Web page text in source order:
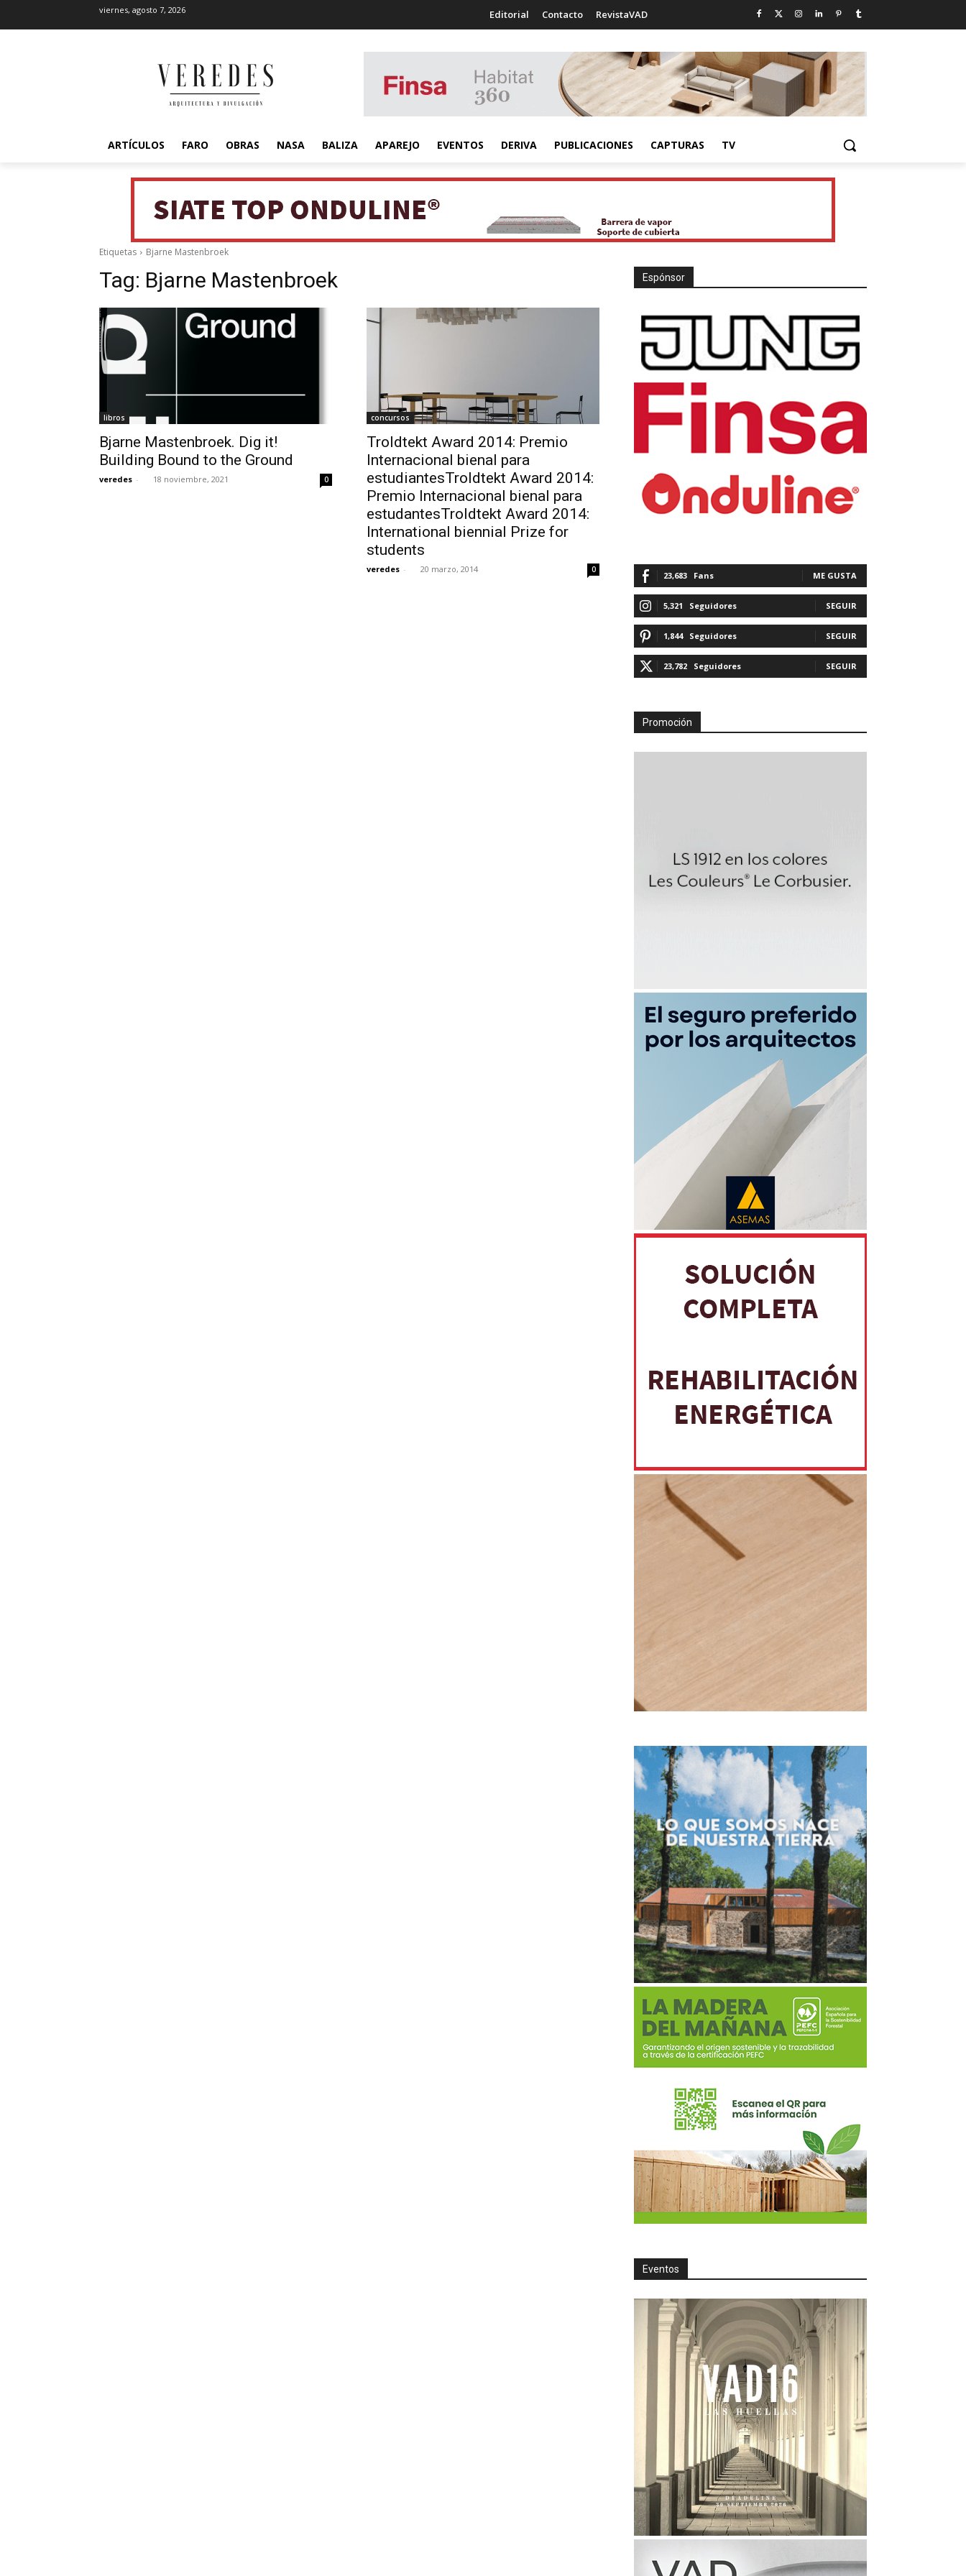
viernes, agosto 7, 2026 Editorial Contacto RevistaVAD
ARTÍCULOS FARO OBRAS NASA BALIZA APAREJO EVENTOS DERIVA PUBLICACIONES CAPTURAS TV
Etiquetas Bjarne Mastenbroek
Tag: Bjarne Mastenbroek
libros
Bjarne Mastenbroek. Dig it!
Building Bound to the Ground
veredes - 18 noviembre, 2021 0
concursos
Troldtekt Award 2014: Premio
Internacional bienal para
estudiantesTroldtekt Award 2014:
Premio Internacional bienal para
estudantesTroldtekt Award 2014:
International biennial Prize for
students
veredes - 20 marzo, 2014 0
Espónsor
23,683 Fans ME GUSTA
5,321 Seguidores SEGUIR
1,844 Seguidores SEGUIR
23,782 Seguidores SEGUIR
Promoción
Eventos